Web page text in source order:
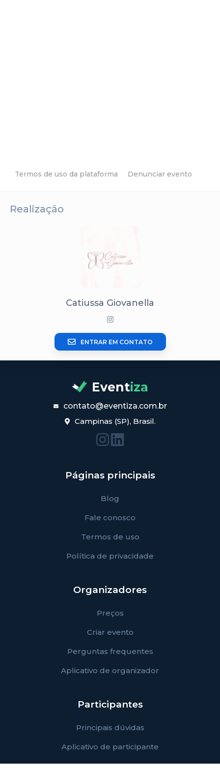
Termos de uso da plataforma Denunciar evento
Realização
Catiussa Giovanella
ENTRAR EM CONTATO
Eventiza
contato@eventiza.com.br
Campinas (SP), Brasil.
Páginas principais
Blog
Fale conosco
Termos de uso
Política de privacidade
Organizadores
Preços
Criar evento
Perguntas frequentes
Aplicativo de organizador
Participantes
Principais dúvidas
Aplicativo de participante